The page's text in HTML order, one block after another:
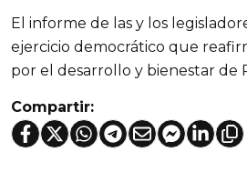
El informe de las y los
ejercicio democrático que
por el desarrollo y bienestar de
Compartir: